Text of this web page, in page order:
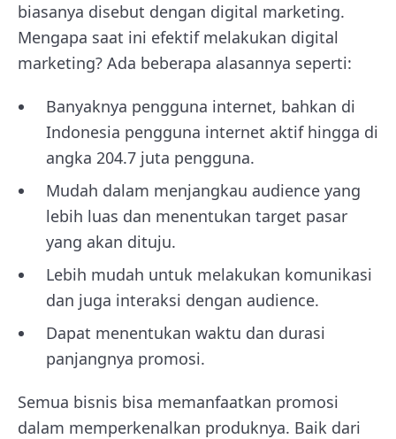
biasanya disebut dengan digital marketing.
Mengapa saat ini efektif melakukan digital
marketing? Ada beberapa alasannya seperti:
Banyaknya pengguna internet, bahkan di
Indonesia pengguna internet aktif hingga di
angka 204.7 juta pengguna.
Mudah dalam menjangkau audience yang
lebih luas dan menentukan target pasar
yang akan dituju.
Lebih mudah untuk melakukan komunikasi
dan juga interaksi dengan audience.
Dapat menentukan waktu dan durasi
panjangnya promosi.
Semua bisnis bisa memanfaatkan promosi
dalam memperkenalkan produknya. Baik dari